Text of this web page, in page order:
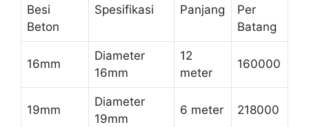
Besi
Beton
Spesifikasi Panjang
Per
Batang
16mm
Diameter
16mm
12
meter
160000
19mm
Diameter
19mm
6 meter 218000